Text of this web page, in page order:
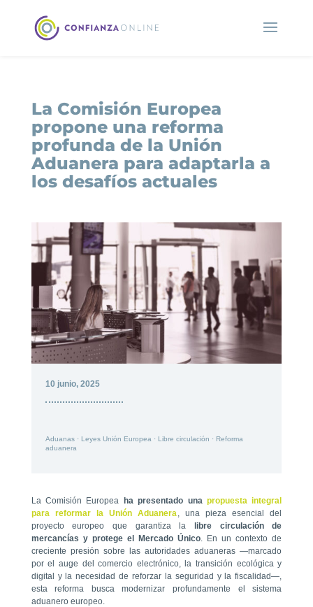
La Comisión Europea
propone una reforma
profunda de la Unión
Aduanera para adaptarla a
los desafíos actuales
10 junio, 2025
Aduanas· Leyes Unión Europea · Libre circulación · Reforma
aduanera
La Comisión Europea ha presentado una propuesta integral
para reformar la Unión Aduanera
, una pieza esencial del
proyecto europeo que garantiza la libre circulación de
mercancías y protege el Mercado Único . En un contexto de
creciente presión sobre las autoridades aduaneras —marcado
por el auge del comercio electrónico, la transición ecológica y
digital y la necesidad de reforzar la seguridad y la fiscalidad—,
esta reforma busca modernizar profundamente el sistema
aduanero europeo.